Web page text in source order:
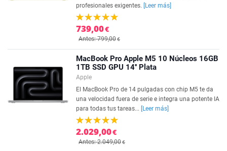
profesionales exigentes.
[Leer más]
739,00€
Antes: 799,00€
MacBook Pro Apple M5 10 Núcleos 16GB
1TB SSD GPU 14'' Plata
Apple
El MacBook Pro de 14 pulgadas con chip M5 te da
una velocidad fuera de serie e integra una potente IA
para todas tus tareas...
[Leer más]
2.029,00€
Antes: 2.049,00€